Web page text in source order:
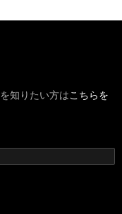
知りたい方はこちらを